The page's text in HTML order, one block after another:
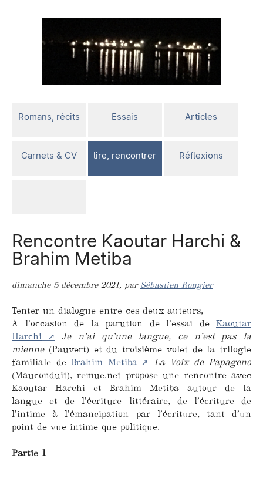
Romans, récits Essais Articles
Carnets & CV lire, rencontrer Réflexions
Rencontre Kaoutar Harchi &
Brahim Metiba
dimanche 5 décembre 2021, par Sébastien Rongier
Tenter un dialogue entre ces deux auteurs,
A l’occasion de la parution de l’essai de Kaoutar
Harchi
Je n’ai qu’une langue, ce n’est pas la
mienne(Pauvert) et du troisième volet de la trilogie
familiale de Brahim Metiba
La Voix de Papageno
(Mauconduit), remue.net propose une rencontre avec
Kaoutar Harchi et Brahim Metiba autour de la
langue et de l’écriture littéraire, de l’écriture de
l’intime à l’émancipation par l’écriture, tant d’un
point de vue intime que politique.
Partie 1